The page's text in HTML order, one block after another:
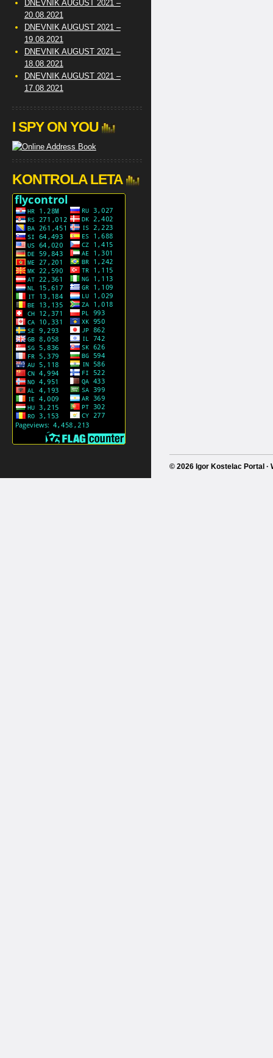
DNEVNIK AUGUST 2021 –
20.08.2021
DNEVNIK AUGUST 2021 –
19.08.2021
DNEVNIK AUGUST 2021 –
18.08.2021
DNEVNIK AUGUST 2021 –
17.08.2021
I SPY ON YOU
KONTROLA LETA
© 2026 Igor Kostelac Portal